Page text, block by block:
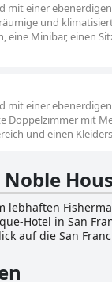
mit einer
und
eine Minibar, einen
mit einer
Doppelzimmer mit
und einen
lebhaften
Hotel in San
auf die San
der